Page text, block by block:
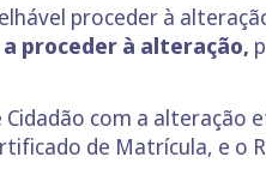
proceder à
proceder à alteração,
com a
de Matrícula, e o